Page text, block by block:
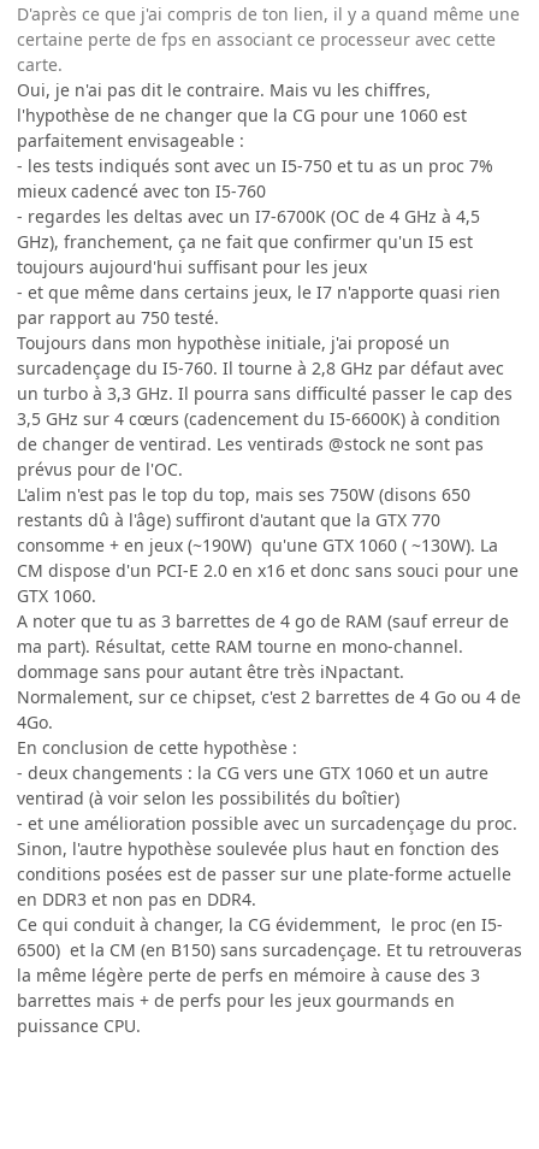
D'après ce que j'ai compris de ton lien, il y a quand même une
certaine perte de fps en associant ce processeur avec cette
carte.
Oui, je n'ai pas dit le contraire. Mais vu les chiffres,
l'hypothèse de ne changer que la CG pour une 1060 est
parfaitement envisageable :
- les tests indiqués sont avec un I5-750 et tu as un proc 7%
mieux cadencé avec ton I5-760
- regardes les deltas avec un I7-6700K (OC de 4 GHz à 4,5
GHz), franchement, ça ne fait que confirmer qu'un I5 est
toujours aujourd'hui suffisant pour les jeux
- et que même dans certains jeux, le I7 n'apporte quasi rien
par rapport au 750 testé.
Toujours dans mon hypothèse initiale, j'ai proposé un
surcadençage du I5-760. Il tourne à 2,8 GHz par défaut avec
un turbo à 3,3 GHz. Il pourra sans difficulté passer le cap des
3,5 GHz sur 4 cœurs (cadencement du I5-6600K) à condition
de changer de ventirad. Les ventirads @stock ne sont pas
prévus pour de l'OC.
L'alim n'est pas le top du top, mais ses 750W (disons 650
restants dû à l'âge) suffiront d'autant que la GTX 770
consomme + en jeux (~190W) qu'une GTX 1060 ( ~130W). La
CM dispose d'un PCI-E 2.0 en x16 et donc sans souci pour une
GTX 1060.
A noter que tu as 3 barrettes de 4 go de RAM (sauf erreur de
ma part). Résultat, cette RAM tourne en mono-channel.
dommage sans pour autant être très iNpactant.
Normalement, sur ce chipset, c'est 2 barrettes de 4 Go ou 4 de
4Go.
En conclusion de cette hypothèse :
- deux changements : la CG vers une GTX 1060 et un autre
ventirad (à voir selon les possibilités du boîtier)
- et une amélioration possible avec un surcadençage du proc.
Sinon, l'autre hypothèse soulevée plus haut en fonction des
conditions posées est de passer sur une plate-forme actuelle
en DDR3 et non pas en DDR4.
Ce qui conduit à changer, la CG évidemment, le proc (en I5-
6500) et la CM (en B150) sans surcadençage. Et tu retrouveras
la même légère perte de perfs en mémoire à cause des 3
barrettes mais + de perfs pour les jeux gourmands en
puissance CPU.